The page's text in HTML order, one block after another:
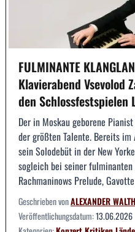
FULMINANTE
Klavierabend Vsevolod
den Schlossfestspielen
Der in Moskau geborene
der größten Talente. Bereits
sein Solodebüt in der New
sogleich bei seiner fulminanten
Rachmaninows Prelude,
Geschrieben vonALEXANDER
Veröffentlichungsdatum:13.06.2026